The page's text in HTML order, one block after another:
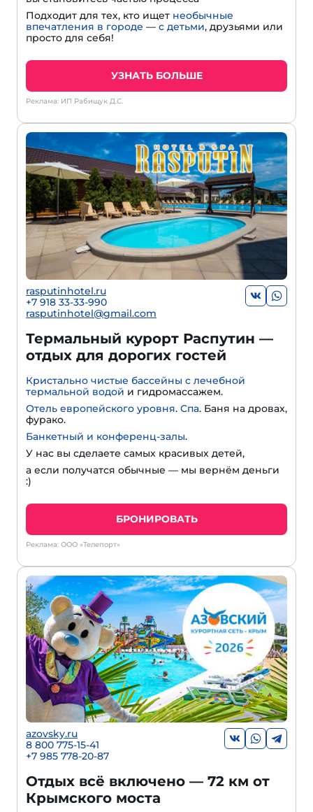
Подходит для тех, кто ищет необычные
впечатления в городе — с детьми, друзьями или
просто для себя!
УЗНАТЬ БОЛЬШЕ
Реклама: ИП Рабищук Д.С.
rasputinhotel.ru
+7 918 33-33-990
rasputinhotel@gmail.com
Термальный курорт Распутин —
отдых для дорогих гостей
Кристально чистые бассейны с лечебной
термальной водой и гидромассажем.
Отель европейского уровня. Спа. Баня на дровах,
фурако.
Банкетный и конференц-залы.
У нас вы сделаете самых красивых детей,
а если получатся обычные — мы вернём деньги
:)
БРОНИРОВАТЬ
Реклама: ООО «Телепорт»
azovsky.ru
8 800 775-15-41
+7 985 778-20-87
Отдых всё включено — 72 км от
Крымского моста